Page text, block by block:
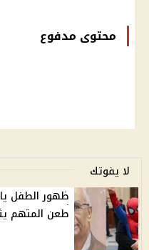
محتوى مدفوع
لا يفوتك
ظهور الطفل
طعن المتهم